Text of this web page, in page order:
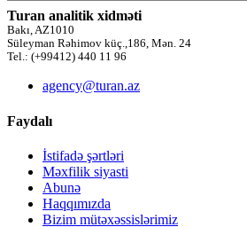
Turan analitik xidməti
Bakı, AZ1010
Süleyman Rəhimov küç.,186, Mən. 24
Tel.: (+99412) 440 11 96
agency@turan.az
Faydalı
İstifadə şərtləri
Məxfilik siyasti
Abunə
Haqqımızda
Bizim mütəxəssislərimiz